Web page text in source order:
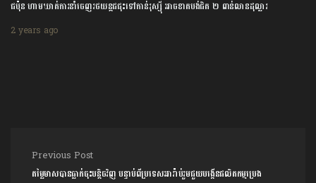
ជប៉ុន ហាមឃាត់ការនាំចេញរថយន្តជជុះទៅកាន់រុស្ស៊ី អាចខាតបង់ជិត ២ ពាន់លានដុល្លារ
2 years ago
Post navigation
Previous Post
តម្លៃមាសបានធ្លាក់ចុះបន្តិចវិញ បន្ទាប់ពីប្រទេសអារ៉ាប់រួមជួយបង្កើនផលិតកម្មប្រេង